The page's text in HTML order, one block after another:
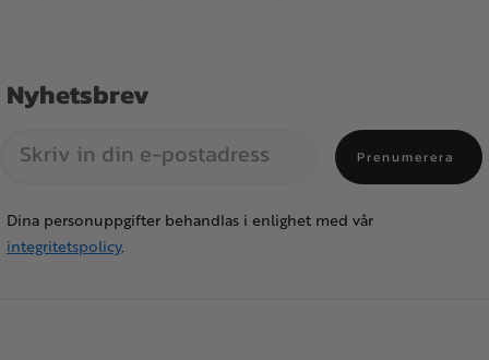
Nyhetsbrev
Prenumerera
Dina personuppgifter behandlas i enlighet med vår
integritetspolicy.